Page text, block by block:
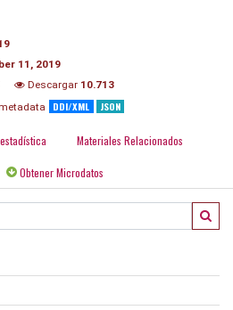
11, 2019
Descargar 10.713
DDI/XML JSON
Materiales Relacionados
Obtener Microdatos